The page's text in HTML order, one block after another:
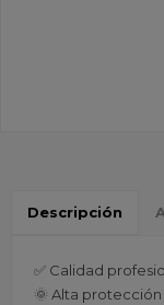
Descripción
✅ Calidad
🌞 Alta